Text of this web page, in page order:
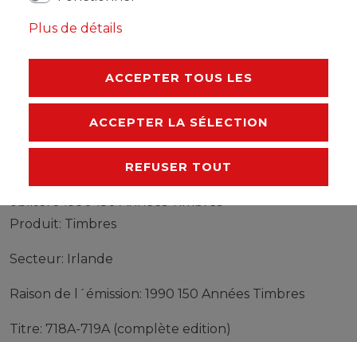
AUTRES DÉTAILS
RESPONSABLE DE L'UE
Produit: Timbres
Secteur: Irlande
Raison de l´émission: 1990 150 Années Timbres
Titre: 718A-719A (complète edition)
Plus de détails
ACCEPTER TOUS LES
ACCEPTER LA SÉLECTION
REFUSER TOUT